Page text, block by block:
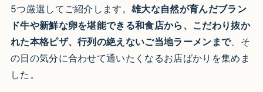
5つ厳選してご紹介します。雄大な自然が育んだブラン
ド牛や新鮮な卵を堪能できる和食店から、こだわり抜か
れた本格ピザ、行列の絶えないご当地ラーメンまで、そ
の日の気分に合わせて通いたくなるお店ばかりを集めま
した。